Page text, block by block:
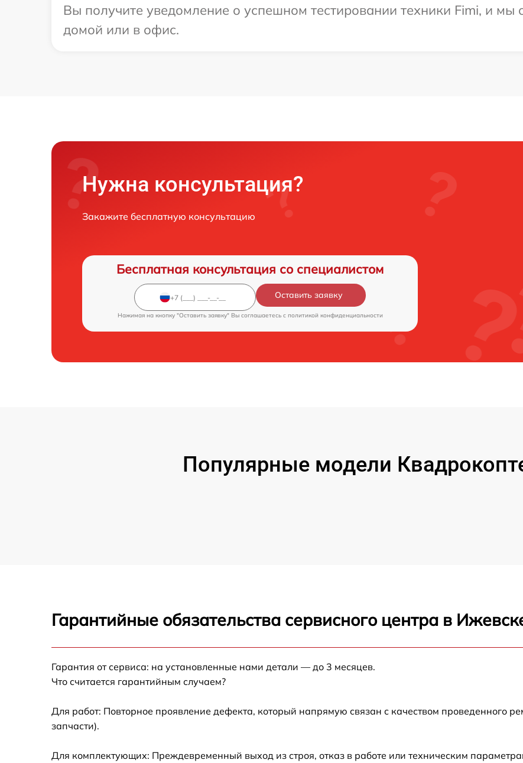
Вы получите уведомление о успешном тестировании техники Fimi, и мы
домой или в офис.
Нужна консультация?
Закажите бесплатную консультацию
Бесплатная консультация со специалистом
Оставить заявку
Нажимая на кнопку "Оставить заявку" Вы соглашаетесь c политикой конфиденциальности
Популярные модели
Гарантийные обязательства сервисного центра в
Гарантия от сервиса: на установленные нами детали — до 3 месяцев.
Что считается гарантийным случаем?
Для работ: Повторное проявление дефекта, который напрямую связан с качеством проведенного
запчасти).
Для комплектующих: Преждевременный выход из строя, отказ в работе или техническим